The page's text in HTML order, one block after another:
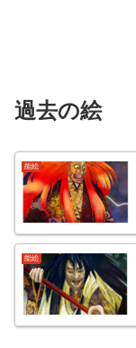
過去の絵
能絵
能絵